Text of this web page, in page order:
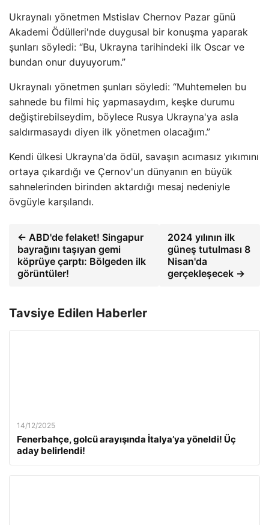
Ukraynalı yönetmen Mstislav Chernov Pazar günü
Akademi Ödülleri'nde duygusal bir konuşma yaparak
şunları söyledi: “Bu, Ukrayna tarihindeki ilk Oscar ve
bundan onur duyuyorum.”
Ukraynalı yönetmen şunları söyledi: “Muhtemelen bu
sahnede bu filmi hiç yapmasaydım, keşke durumu
değiştirebilseydim, böylece Rusya Ukrayna'ya asla
saldırmasaydı diyen ilk yönetmen olacağım.”
Kendi ülkesi Ukrayna'da ödül, savaşın acımasız yıkımını
ortaya çıkardığı ve Çernov'un dünyanın en büyük
sahnelerinden birinden aktardığı mesaj nedeniyle
övgüyle karşılandı.
← ABD'de felaket! Singapur
bayrağını taşıyan gemi
köprüye çarptı: Bölgeden ilk
görüntüler!
2024 yılının ilk
güneş tutulması 8
Nisan'da
gerçekleşecek →
Tavsiye Edilen Haberler
14/12/2025
Fenerbahçe, golcü arayışında İtalya’ya yöneldi! Üç
aday belirlendi!